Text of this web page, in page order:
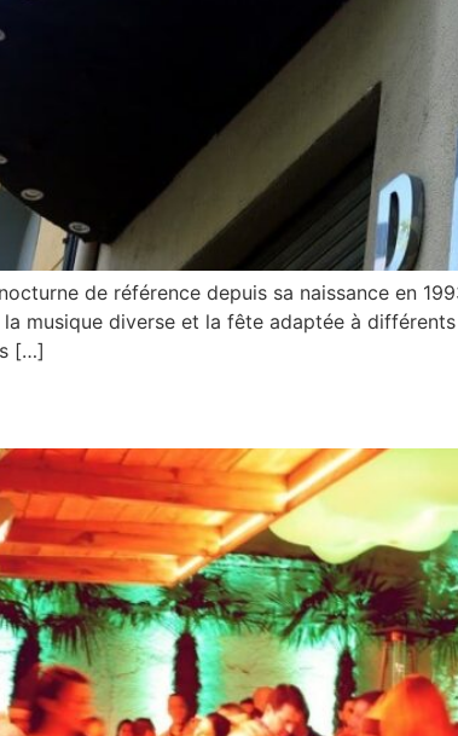
de référence depuis sa naissance en
musique diverse et la fête adaptée à
[…]